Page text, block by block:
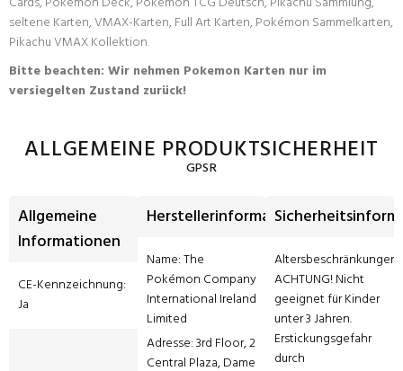
seltene Karten, VMAX-Karten, Full Art Karten, Pokémon Sammelkarten,
Pikachu VMAX Kollektion.
Bitte beachten: Wir nehmen Pokemon Karten nur im
versiegelten Zustand zurück!
ALLGEMEINE PRODUKTSICHERHEIT
GPSR
Allgemeine
Informationen
CE-Kennzeichnung:
Ja
Herstellerinformationen
Name: The
Pokémon Company
International Ireland
Limited
Adresse: 3rd Floor, 2
Central Plaza, Dame
Altersbeschränkungen:
ACHTUNG! Nicht
geeignet für Kinder
unter 3 Jahren.
Erstickungsgefahr
durch